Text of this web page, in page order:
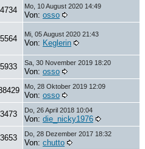
Mo, 10 August 2020 14:49
Von: osso
Mi, 05 August 2020 21:43
Von: Keglerin
Sa, 30 November 2019 18:20
Von: osso
Mo, 28 Oktober 2019 12:09
Von: osso
Do, 26 April 2018 10:04
Von: die_nicky1976
Do, 28 Dezember 2017 18:32
Von: chutto